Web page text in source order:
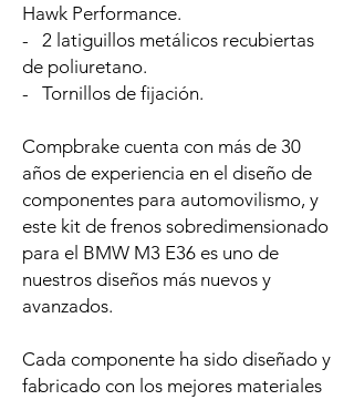
Hawk Performance.
- 2 latiguillos metálicos recubiertas
de poliuretano.
- Tornillos de fijación.
Compbrake cuenta con más de 30
años de experiencia en el diseño de
componentes para automovilismo, y
este kit de frenos sobredimensionado
para el BMW M3 E36 es uno de
nuestros diseños más nuevos y
avanzados.
Cada componente ha sido diseñado y
fabricado con los mejores materiales